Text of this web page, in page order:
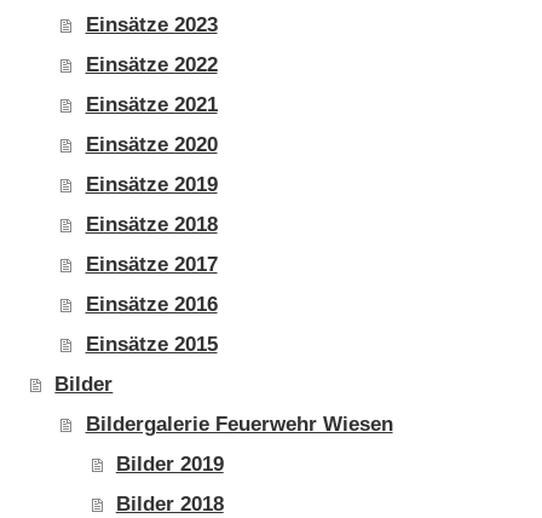
Einsätze 2023
Einsätze 2022
Einsätze 2021
Einsätze 2020
Einsätze 2019
Einsätze 2018
Einsätze 2017
Einsätze 2016
Einsätze 2015
Bilder
Bildergalerie Feuerwehr Wiesen
Bilder 2019
Bilder 2018